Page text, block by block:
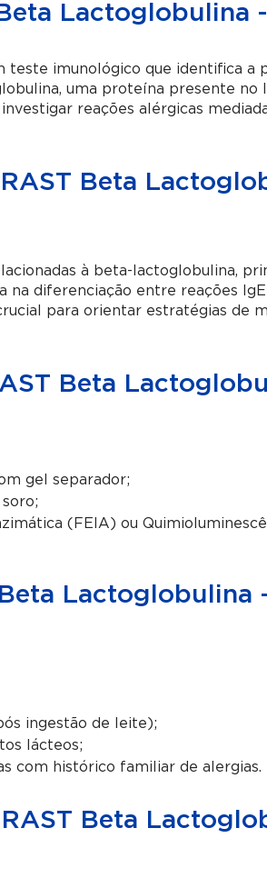
Lactoglobulina
teste imunológico que identifica a
uma proteína presente no
reações alérgicas
Beta
à beta-lactoglobulina,
na diferenciação entre reações
para orientar estratégias de
Beta
gel separador;
(FEIA) ou
Lactoglobulina
ingestão de leite);
lácteos;
com histórico familiar de alergias.
Beta